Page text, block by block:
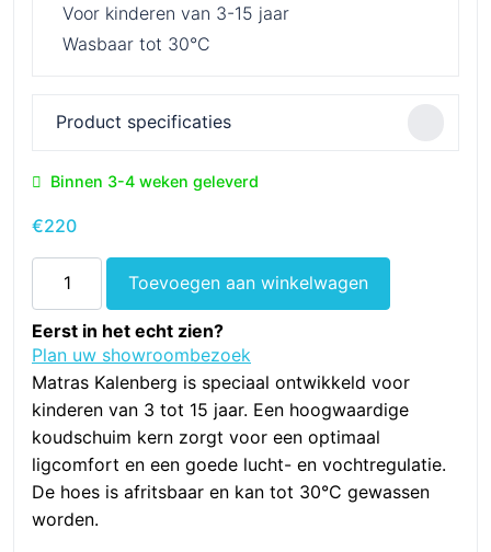
Voor kinderen van 3-15 jaar
Wasbaar tot 30°C
Product specificaties
Binnen 3-4 weken geleverd
€220
Kalenberg,
koudschuim
HR40
90x200
cm
aantal
Toevoegen aan winkelwagen
Eerst in het echt zien?
Plan uw showroombezoek
Matras Kalenberg is speciaal ontwikkeld voor
kinderen van 3 tot 15 jaar. Een hoogwaardige
koudschuim kern zorgt voor een optimaal
ligcomfort en een goede lucht- en vochtregulatie.
De hoes is afritsbaar en kan tot 30°C gewassen
worden.